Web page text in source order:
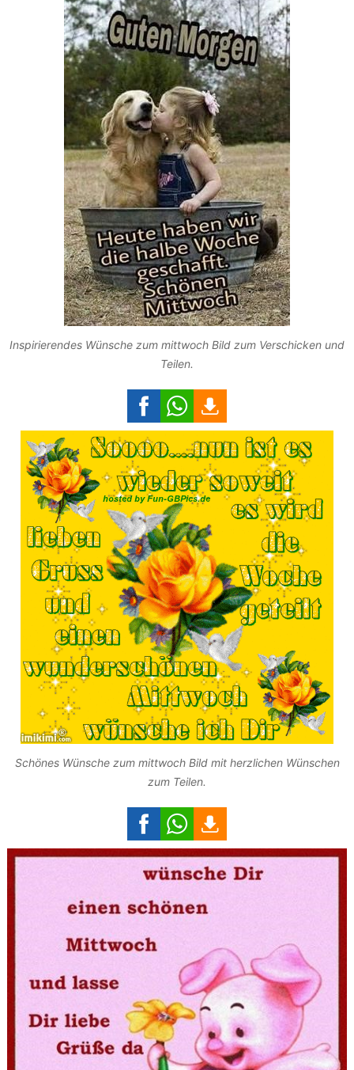
Inspirierendes Wünsche zum mittwoch Bild zum Verschicken und
Teilen.
Schönes Wünsche zum mittwoch Bild mit herzlichen Wünschen
zum Teilen.